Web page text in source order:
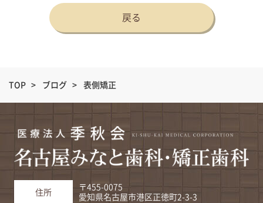
戻る
TOP > ブログ > 表側矯正
住所
〒455-0075
愛知県名古屋市港区正徳町2-3-3